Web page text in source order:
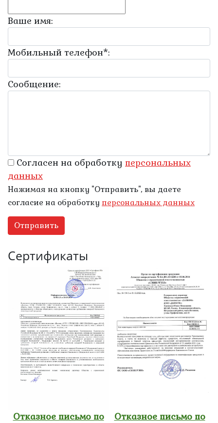
Ваше имя:
Мобильный телефон*:
Сообщение:
Согласен на обработку персональныx
данных
Нажимая на кнопку "Отправить", вы даете
согласие на обработку персональных данных
Отправить
Сертификаты
Отказное письмо по
Отказное письмо по